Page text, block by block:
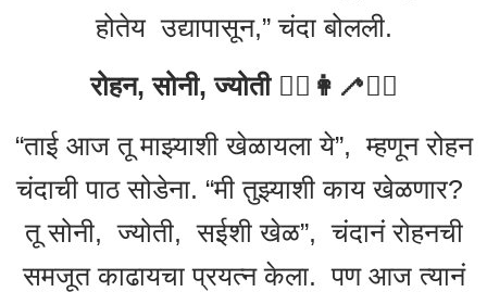
होतेय उद्यापासून,” चंदा बोलली.
रोहन, सोनी, ज्योती 🧎‍♀️👩‍🦯🧍‍♂️
“ताई आज तू माझ्याशी खेळायला ये”, म्हणून रोहन
चंदाची पाठ सोडेना. “मी तुझ्याशी काय खेळणार?
तू सोनी, ज्योती, सईशी खेळ”, चंदानं रोहनची
समजूत काढायचा प्रयत्न केला. पण आज त्यानं